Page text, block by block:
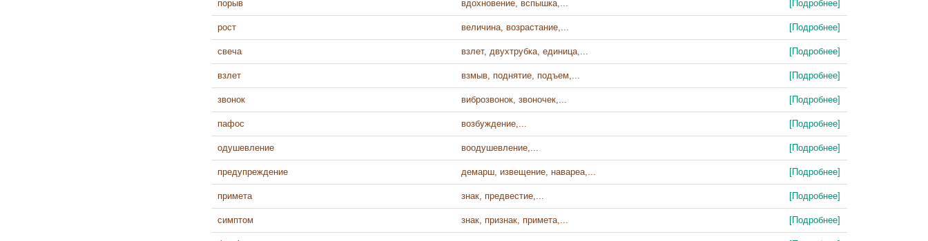
порыв вдохновение, вспышка,... [Подробнее]
рост величина, возрастание,... [Подробнее]
свеча взлет, двухтрубка, единица,... [Подробнее]
взлет взмыв, поднятие, подъем,... [Подробнее]
звонок виброзвонок, звоночек,... [Подробнее]
пафос возбуждение,... [Подробнее]
одушевление воодушевление,... [Подробнее]
предупреждение демарш, извещение, навареа,... [Подробнее]
примета знак, предвестие,... [Подробнее]
симптом знак, признак, примета,... [Подробнее]